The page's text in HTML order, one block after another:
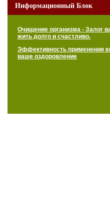
Информационный Блок
Очищение организма - Залог
жить долго и счастливо.
Эффективность применения
ваше оздоровление